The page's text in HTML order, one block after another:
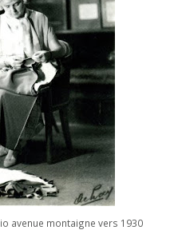
avenue montaigne vers 1930